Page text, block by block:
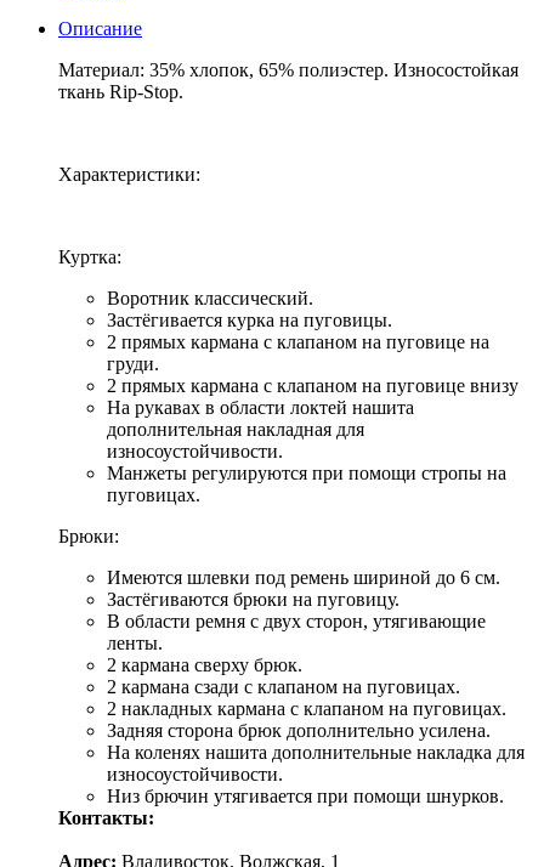
Описание
Материал: 35% хлопок, 65% полиэстер. Износостойкая
ткань Rip-Stop.
Характеристики:
Куртка:
Воротник классический.
Застёгивается курка на пуговицы.
2 прямых кармана с клапаном на пуговице на
груди.
2 прямых кармана с клапаном на пуговице внизу
На рукавах в области локтей нашита
дополнительная накладная для
износоустойчивости.
Манжеты регулируются при помощи стропы на
пуговицах.
Брюки:
Имеются шлевки под ремень шириной до 6 см.
Застёгиваются брюки на пуговицу.
В области ремня с двух сторон, утягивающие
ленты.
2 кармана сверху брюк.
2 кармана сзади с клапаном на пуговицах.
2 накладных кармана с клапаном на пуговицах.
Задняя сторона брюк дополнительно усилена.
На коленях нашита дополнительные накладка для
износоустойчивости.
Низ брючин утягивается при помощи шнурков.
Контакты:
Адрес: Владивосток, Волжская, 1